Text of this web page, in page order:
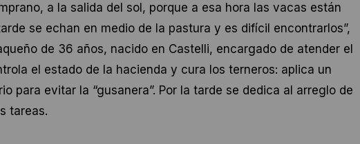
a la salida del sol, porque a esa hora las vacas están
se echan en medio de la pastura y es difícil encontrarlos”,
de 36 años, nacido en Castelli, encargado de atender el
el estado de la hacienda y cura los terneros: aplica un
para evitar la “gusanera”. Por la tarde se dedica al arreglo de
tareas.